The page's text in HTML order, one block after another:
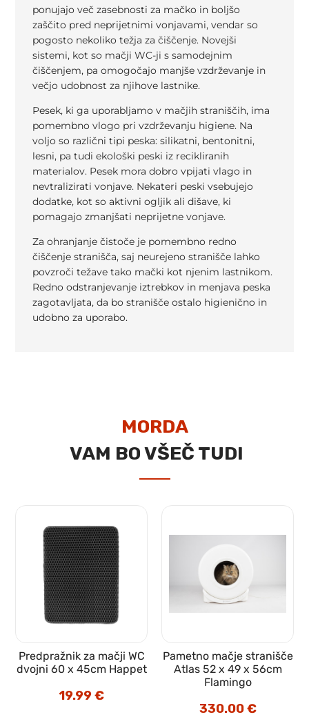
ponujajo več zasebnosti za mačko in boljšo
zaščito pred neprijetnimi vonjavami, vendar so
pogosto nekoliko težja za čiščenje. Novejši
sistemi, kot so mačji WC-ji s samodejnim
čiščenjem, pa omogočajo manjše vzdrževanje in
večjo udobnost za njihove lastnike.
Pesek, ki ga uporabljamo v mačjih straniščih, ima
pomembno vlogo pri vzdrževanju higiene. Na
voljo so različni tipi peska: silikatni, bentonitni,
lesni, pa tudi ekološki peski iz recikliranih
materialov. Pesek mora dobro vpijati vlago in
nevtralizirati vonjave. Nekateri peski vsebujejo
dodatke, kot so aktivni ogljik ali dišave, ki
pomagajo zmanjšati neprijetne vonjave.
Za ohranjanje čistoče je pomembno redno
čiščenje stranišča, saj neurejeno stranišče lahko
povzroči težave tako mački kot njenim lastnikom.
Redno odstranjevanje iztrebkov in menjava peska
zagotavljata, da bo stranišče ostalo higienično in
udobno za uporabo.
MORDA
VAM BO VŠEČ TUDI
Predpražnik za mačji WC
dvojni 60 x 45cm Happet
19.99€
Pametno mačje stranišče
Atlas 52 x 49 x 56cm
Flamingo
330.00€